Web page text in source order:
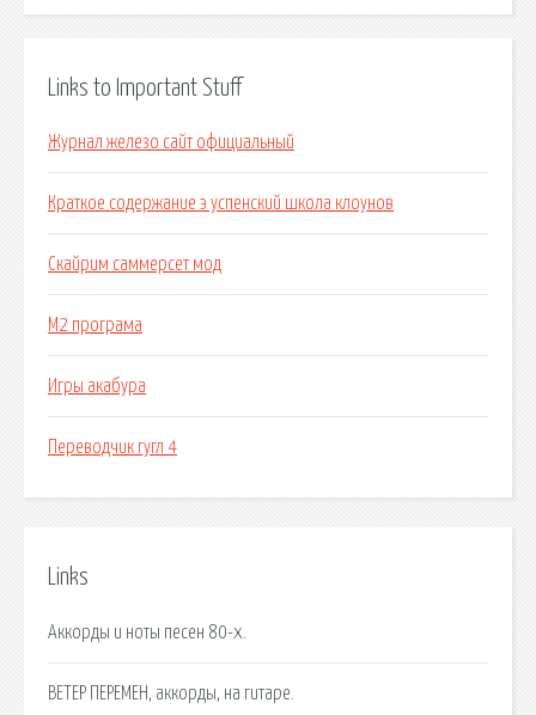
Links to Important Stuff
Журнал железо сайт официальный
Краткое содержание э успенский школа клоунов
Скайрим саммерсет мод
М2 програма
Игры акабура
Переводчик гугл 4
Links
Аккорды и ноты песен 80-х.
ВЕТЕР ПЕРЕМЕН, аккорды, на гитаре.